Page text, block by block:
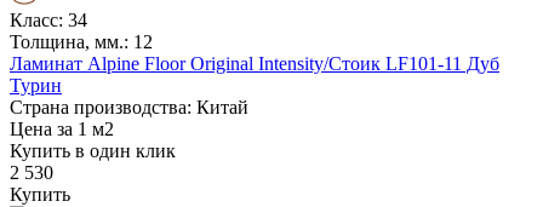
Класс: 34
Толщина, мм.: 12
Ламинат Alpine Floor Original Intensity/Стоик LF101-11 Дуб
Турин
Страна производства: Китай
Цена за 1 м2
Купить в один клик
2 530
Купить